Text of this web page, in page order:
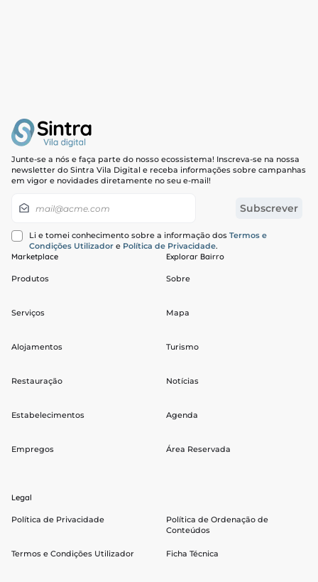
Junte-se a nós e faça parte do nosso ecossistema! Inscreva-se na nossa
newsletter do Sintra Vila Digital e receba informações sobre campanhas
em vigor e novidades diretamente no seu e-mail!
Subscrever
Li e tomei conhecimento sobre a informação dos Termos e
Condições Utilizador e Política de Privacidade.
Marketplace
Produtos
Serviços
Alojamentos
Restauração
Estabelecimentos
Empregos
Explorar Bairro
Sobre
Mapa
Turismo
Notícias
Agenda
Área Reservada
Legal
Política de Privacidade
Termos e Condições Utilizador
Política de Ordenação de
Conteúdos
Ficha Técnica